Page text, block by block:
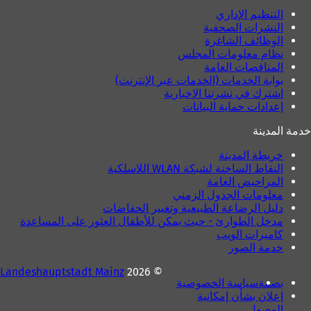
التنظيم الإداري
النشرات الصحفية
الوظائف الشاغرة
نظام معلومات المجلس
المناقصات العامة
بوابة الخدمات (الخدمات عبر الإنترنت)
اشترك في نشرتنا الإخبارية
إعدادات حماية البيانات
خدمة المدينة
خريطة المدينة
النقاط الساخنة لشبكة WLAN اللاسلكية
المراحيض العامة
معلومات الجدول الزمني
دليل الرضاعة الطبيعية وتغيير الحفاضات
مدخل الطوارئ - حيث يمكن للأطفال العثور على المساعدة
كاميرات الويب
خدمة الصور
بصمةسياسة الخصوصية
إعلان بشأن إمكانية
© 2026
Landeshauptstadt Mainz